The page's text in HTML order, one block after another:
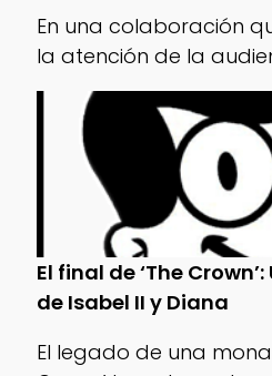
En una colaboración
la atención de la
El final de ‘The
de Isabel II y Diana
El legado de una